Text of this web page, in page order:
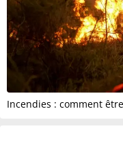
Incendies : comment